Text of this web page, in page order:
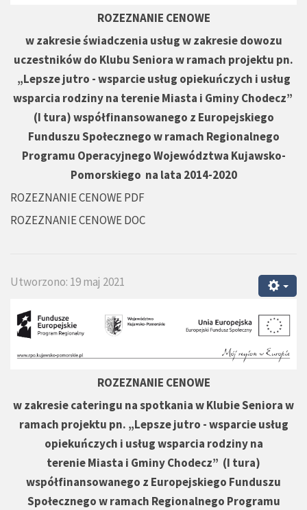
ROZEZNANIE CENOWE
w zakresie świadczenia usług w zakresie dowozu
uczestników do Klubu Seniora w ramach projektu pn.
„Lepsze jutro - wsparcie usług opiekuńczych i usług
wsparcia rodziny na terenie Miasta i Gminy Chodecz”
(I tura) współfinansowanego z Europejskiego
Funduszu Społecznego w ramach Regionalnego
Programu Operacyjnego Województwa Kujawsko-
Pomorskiego na lata 2014-2020
ROZEZNANIE CENOWE PDF
ROZEZNANIE CENOWE DOC
Utworzono: 19 maj 2021
ROZEZNANIE CENOWE
w zakresie cateringu na spotkania w Klubie Seniora w
ramach projektu pn. „Lepsze jutro - wsparcie usług
opiekuńczych i usług wsparcia rodziny na
terenie Miasta i Gminy Chodecz” (I tura)
współfinansowanego z Europejskiego Funduszu
Społecznego w ramach Regionalnego Programu